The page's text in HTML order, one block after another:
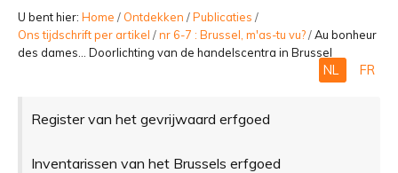
BELEVEN
zoeken...
U bent hier: Home / Ontdekken /Publicaties /
Ons tijdschrift per artikel /nr 6-7 : Brussel, m'as-tu vu?/Au bonheur
des dames… Doorlichting van de handelscentra in Brussel
NL FR
Register van het gevrijwaard erfgoed
Inventarissen van het Brussels erfgoed